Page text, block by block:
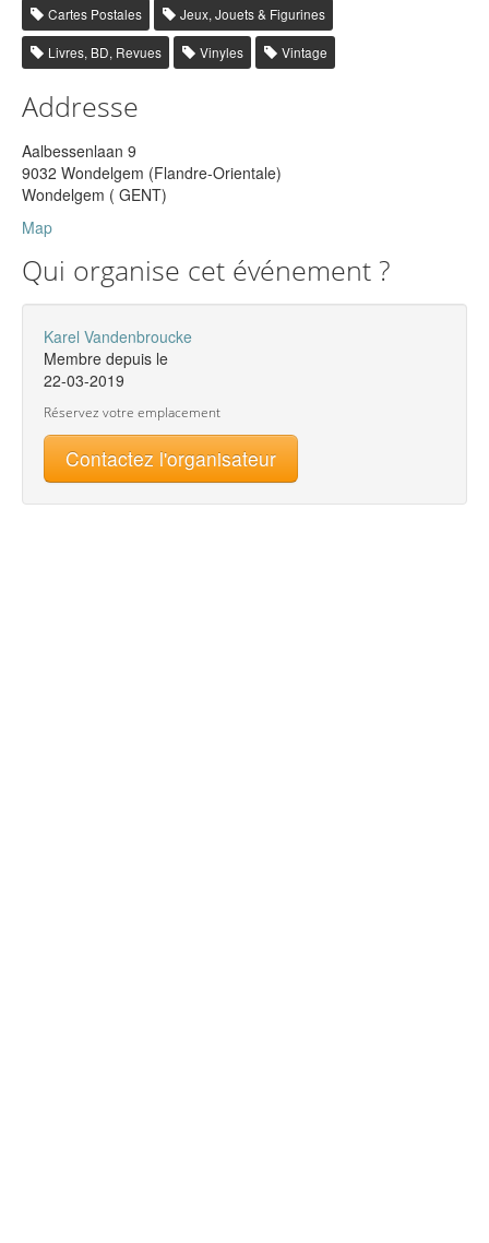
Cartes Postales Jeux, Jouets & Figurines
Livres, BD, Revues Vinyles Vintage
Addresse
Aalbessenlaan 9
9032 Wondelgem (Flandre-Orientale)
Wondelgem ( GENT)
Map
Qui organise cet événement ?
Karel Vandenbroucke
Membre depuis le
22-03-2019
Réservez votre emplacement
Contactez l'organisateur